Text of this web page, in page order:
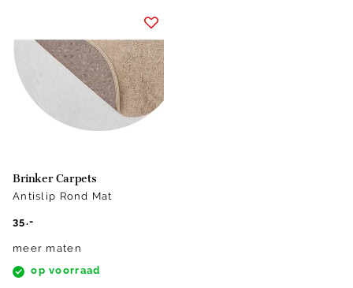
Brinker Carpets
Antislip Rond Mat
35.-
meer maten
op voorraad